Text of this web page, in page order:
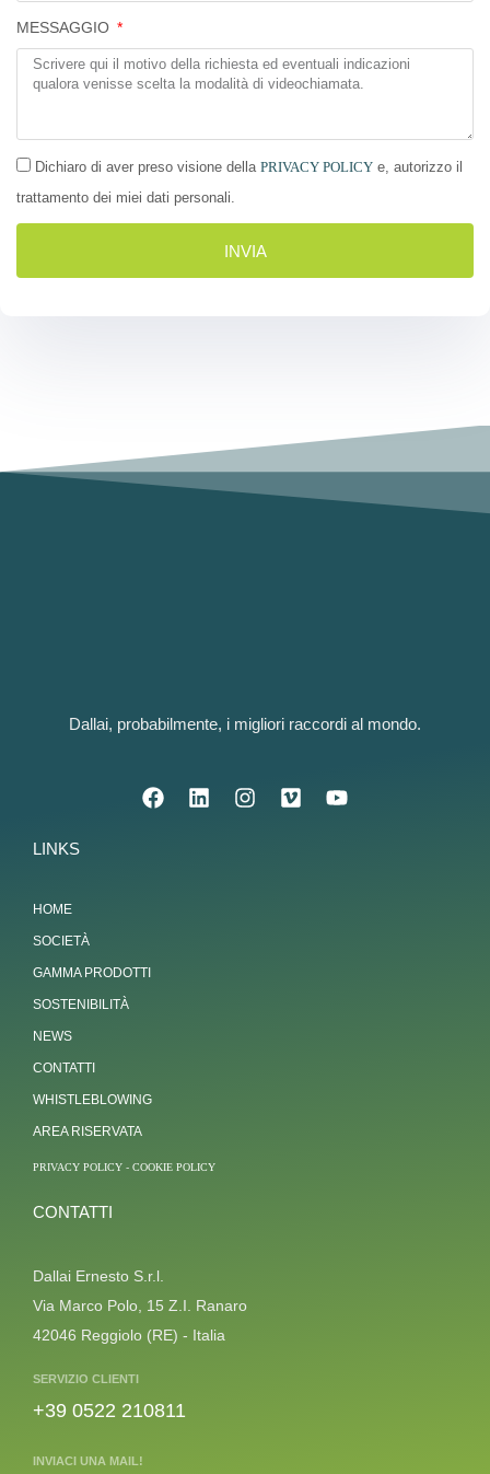
MESSAGGIO
Dichiaro di aver preso visione della PRIVACY POLICY e, autorizzo il
trattamento dei miei dati personali.
INVIA
Dallai, probabilmente, i migliori raccordi al mondo.
LINKS
HOME
SOCIETÀ
GAMMA PRODOTTI
SOSTENIBILITÀ
NEWS
CONTATTI
WHISTLEBLOWING
AREA RISERVATA
PRIVACY POLICY - COOKIE POLICY
CONTATTI
Dallai Ernesto S.r.l.
Via Marco Polo, 15 Z.I. Ranaro
42046 Reggiolo (RE) - Italia
SERVIZIO CLIENTI
+39 0522 210811
INVIACI UNA MAIL!